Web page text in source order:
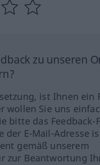
zu unseren
ist Ihnen ein
wollen Sie uns
bitte das Feedback-
der E-Mail-Adresse
gemäß unserem
zur Beantwortung